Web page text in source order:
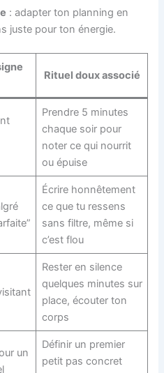
: adapter ton planning en
juste pour ton énergie.
Rituel doux associé
Prendre 5 minutes
chaque soir pour
noter ce qui nourrit
ou épuise
Écrire honnêtement
ce que tu ressens
sans filtre, même si
c’est flou
Rester en silence
quelques minutes sur
place, écouter ton
corps
un
Définir un premier
petit pas concret